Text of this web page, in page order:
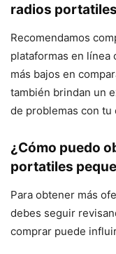
radios
Recomendamos
plataformas en línea
más bajos en
también brindan un
de problemas con tu
¿Cómo puedo
portatiles
Para obtener más
debes seguir
comprar puede